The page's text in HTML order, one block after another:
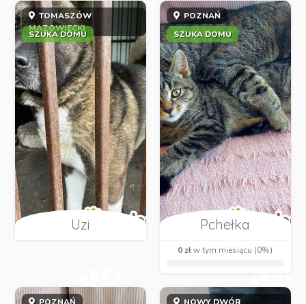
TOMASZÓW
MAZOWIECKI
SZUKA DOMU
Uzi
POZNAŃ
SZUKA DOMU
Pchełka
0 złw tym miesiącu (0%)